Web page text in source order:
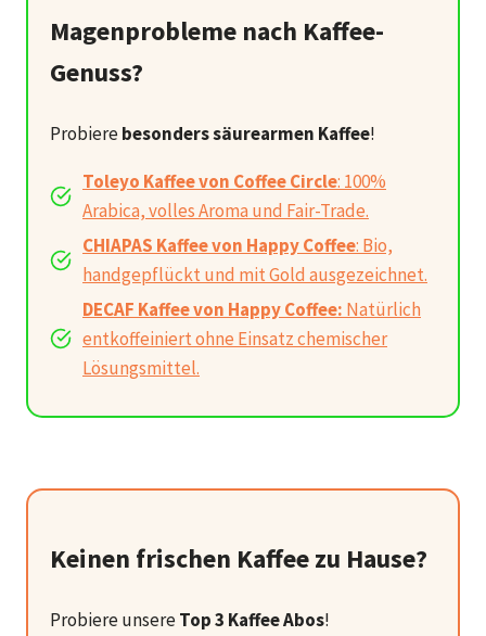
Magenprobleme nach Kaffee-
Genuss?
Probierebesonders säurearmen Kaffee!
Toleyo Kaffee von Coffee Circle: 100%
Arabica, volles Aroma und Fair-Trade.
CHIAPAS Kaffee von Happy Coffee: Bio,
handgepflückt und mit Gold ausgezeichnet.
DECAF Kaffee von Happy Coffee: Natürlich
entkoffeiniert ohne Einsatz chemischer
Lösungsmittel.
Keinen frischen Kaffee zu Hause?
Probiere unsereTop 3 Kaffee Abos!